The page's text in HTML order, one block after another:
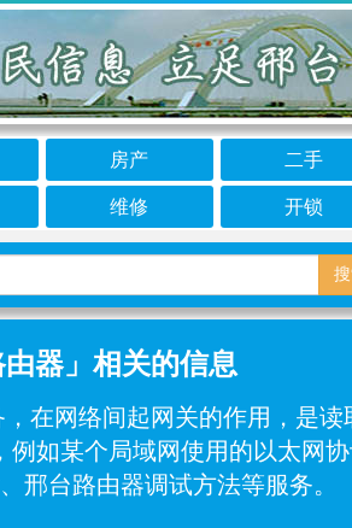
房产 二手
维修 开锁
器」相关的信息
在网络间起网关的作用，是
如某个局域网使用的以太网
邢台路由器调试方法等服务。